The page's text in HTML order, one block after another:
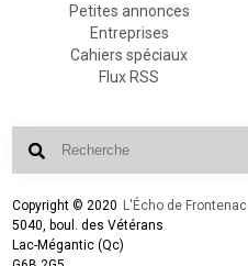
Petites annonces
Entreprises
Cahiers spéciaux
Flux RSS
Copyright © 2020 L'Écho de Frontenac
5040, boul. des Vétérans
Lac-Mégantic (Qc)